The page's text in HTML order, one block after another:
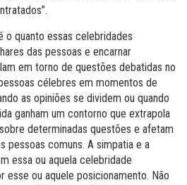
o quanto essas celebridades
das pessoas e encarnar
em torno de questões debatidas no
célebres em momentos de
as opiniões se dividem ou quando
ganham um contorno que extrapola
determinadas questões e afetam
pessoas comuns. A simpatia e a
essa ou aquela celebridade
esse ou aquele posicionamento. Não